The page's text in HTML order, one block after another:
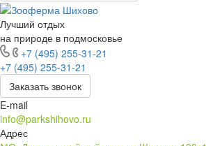
Лучший отдых
на природе в подмосковье
+7 (495) 255-31-21
+7 (495) 255-31-21
Заказать звонок
E-mail
info@parkshihovo.ru
Адрес